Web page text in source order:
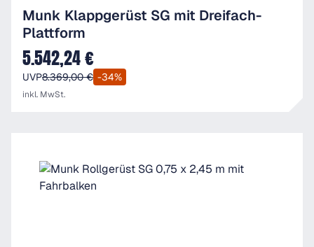
Munk Klappgerüst SG mit Dreifach-
Plattform
Verkaufspreis:
5.542,24 €
UVP8.369,00 € -34%
inkl. MwSt.